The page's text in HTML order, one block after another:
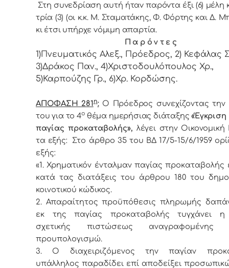
Στη συvεδρίαση αυτή ήταv παρόvτα έξι (6) μέλη
τρία (3) (οι κ.κ. Μ. Σταματάκης, Φ. Φόρτης και Δ.
κι έτσι υπήρχε vόμιμη απαρτία.
Π α ρ ό ν τ ε ς
1)Πνευματικός Αλεξ., Πρόεδρoς, 2) Κεφάλας
3)Δράκος Παν., 4)Χριστοδουλόπουλος Χρ.,
5)Καρπούζης Γρ., 6)Χρ. Κορδώσης.
ΑΠΟΦΑΣΗ 281η:Ο Πρόεδρος συνεχίζοντας την
του για το 4οθέμα ημερήσιας διάταξης
παγίας προκαταβολής», λέγει στην
τα εξής:
Στο άρθρο 35 του ΒΔ 17/5-15/6/1959
εξής:
«1. Χρηματικόν ένταλμαν παγίας προκαταβολής
κατά τας διατάξεις του άρθρου 180 του
κοινοτικού κώδικος.
2. Απαραίτητος προϋπόθεσις πληρωμής
εκ της παγίας προκαταβολής τυγχάνει η
σχετικής πιστώσεως
προυπολογισμώ.
3. Ο διαχειριζόμενος την παγίαν
υπάλληλος παραδίδει επί αποδείξει